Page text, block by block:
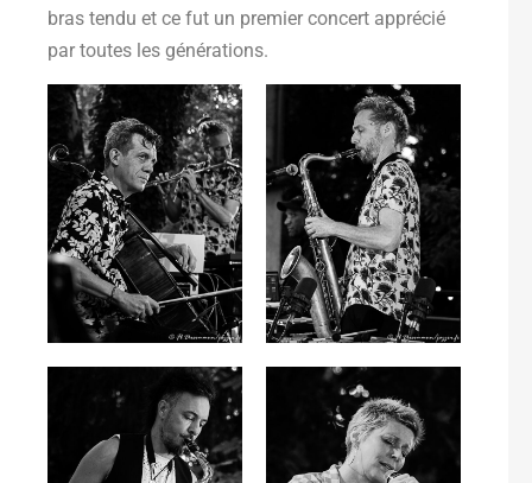
bras tendu et ce fut un premier concert apprécié
par toutes les générations.